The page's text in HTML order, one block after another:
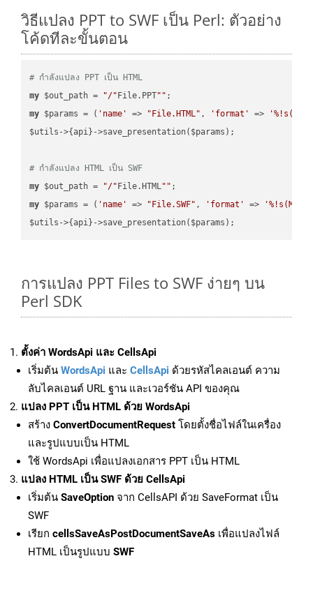
วิธีแปลง PPT to SWF เป็น Perl: ตัวอย่าง
โค้ดทีละขั้นตอน
# กำลังแปลง PPT เป็น HTML
my $out_path = "/" File.PPT""
my $params = ( 'name' => "File.HTML" , 'format' =>
$utils->{api}->save_presentation($params);
# กำลังแปลง HTML เป็น SWF
my $out_path = "/" File.HTML""
my $params = ( 'name' => "File.SWF" , 'format' =>
การแปลง PPT Files to SWF ง่ายๆ บน
Perl SDK
ตั้งค่า WordsApi และ CellsApi
เริ่มต้น WordsApi และ CellsApi ด้วยรหัสไคลเอนต์ ความ
ลับไคลเอนต์ URL ฐาน และเวอร์ชัน API ของคุณ
แปลง PPT เป็น HTML ด้วย WordsApi
สร้าง ConvertDocumentRequest โดยตั้งชื่อไฟล์ในเครื่อง
และรูปแบบเป็น HTML
ใช้ WordsApi เพื่อแปลงเอกสาร PPT เป็น HTML
แปลง HTML เป็น SWF ด้วย CellsApi
เริ่มต้น SaveOption จาก CellsAPI ด้วย SaveFormat เป็น
SWF
เรียก cellsSaveAsPostDocumentSaveAs เพื่อแปลงไฟล์
HTML เป็นรูปแบบ SWF